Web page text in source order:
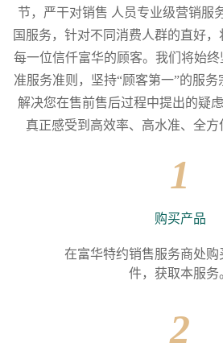
节，严干对销售 人员专业级营销服
国服务，针对不同消费人群的直好
每一位信仟富华的顾客。我们将始
准服务准则，坚持“顾客第一”的服务
解决您在售前售后过程中提出的疑
真正感受到高效率、高水准、全方
1
购买产品
在富华特约销售服务商处购
件，获取本服务
2